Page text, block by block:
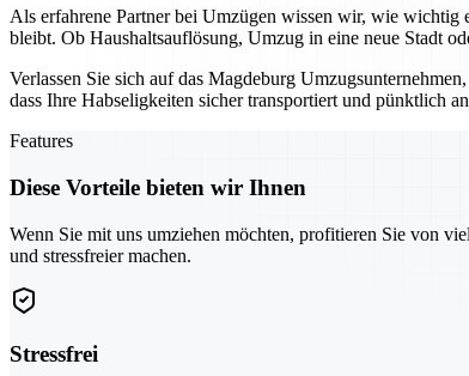
Als erfahrene Partner bei Umzügen wissen wir, wie wichtig
bleibt. Ob Haushaltsauflösung, Umzug in eine neue Stadt
Verlassen Sie sich auf das Magdeburg
dass Ihre Habseligkeiten sicher transportiert und pünktlich
Features
Diese Vorteile bieten wir Ihnen
Wenn Sie mit uns umziehen möchten, profitieren Sie von
und stressfreier machen.
Stressfrei